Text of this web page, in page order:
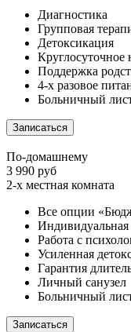
Диагностика
Групповая
Детоксикация
Круглосуточное
Поддержка
4-х разовое
Больничный
Записаться
По-домашнему
3 990 руб
2-х местная комната
Все опции
Индивидуальная
Работа с
Усиленная
Гарантия
Личный санузел
Больничный
Записаться